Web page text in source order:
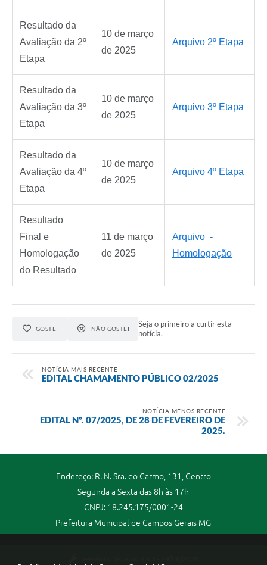
Resultado da
Avaliação da 2º
Etapa
10 de março
de 2025
Arquivo 2º Etapa
Resultado da
Avaliação da 3º
Etapa
10 de março
de 2025
Arquivo 3º Etapa
Resultado da
Avaliação da 4º
Etapa
10 de março
de 2025
Arquivo 4º Etapa
Resultado
Final e
Homologação
do Resultado
11 de março
de 2025
Arquivo -
Homologação
GOSTEI NÃO GOSTEI
Seja o primeiro a curtir esta
notícia.
NOTÍCIA MAIS RECENTE
EDITAL CHAMAMENTO PÚBLICO 02/2025
NOTÍCIA MENOS RECENTE
EDITAL Nº. 07/2025, DE 28 DE FEVEREIRO DE
2025.
Endereço: R. N. Sra. do Carmo, 131, Centro
Segunda a Sexta das 8h às 17h
CNPJ: 18.245.175/0001-24
Prefeitura Municipal de Campos Gerais MG